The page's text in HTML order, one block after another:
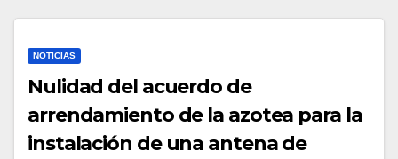
NOTICIAS
Nulidad del acuerdo de
arrendamiento de la azotea para la
instalación de una antena de